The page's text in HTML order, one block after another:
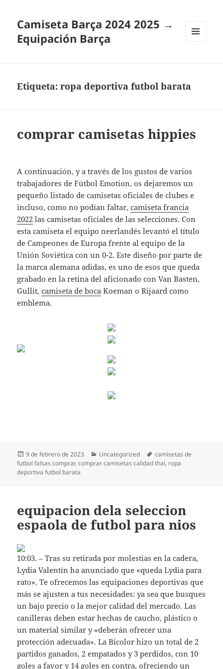
Camiseta Barça 2024 2025 →
Equipación Barça
Etiqueta:ropa deportiva futbol barata
comprar camisetas hippies
A continuación, y a través de los gustos de varios
trabajadores de Fútbol Emotion, os dejaremos un
pequeño listado de camisetas oficiales de clubes e
incluso, como no podían faltar,camiseta francia
2022 las camisetas oficiales de las selecciones. Con
esta camiseta el equipo neerlandés levantó el título
de Campeones de Europa frente al equipo de la
Unión Soviética con un 0-2. Este diseño por parte de
la marca alemana adidas, es uno de esos que queda
grabado en la retina del aficionado con Van Basten,
Gullit,camiseta de boca Koeman o Rijaard como
emblema.
Publicado
el
9 de febrero de 2023 Categorías
Uncategorized Etiquetas
camisetas de
futbol falsas comprar,comprar camisetas calidad thai, ropa
deportiva futbol barata
equipacion dela seleccion
espaola de futbol para nios
10:03. – Tras su retirada por molestias en la cadera,
Lydia Valentín ha anunciado que «queda Lydia para
rato». Te ofrecemos las equipaciones deportivas que
más se ajusten a tus necesidades: ya sea que busques
un bajo precio o la mejor calidad del mercado. Las
canilleras deben estar hechas de caucho, plástico o
un material similar y «deberán ofrecer una
protección adecuada». La Bicolor hizo un total de 2
partidos ganados, 2 empatados y 3 perdidos, con 10
goles a favor y 14 goles en contra, ofreciendo un